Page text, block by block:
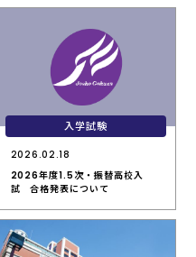
2026.02.18
入学試験
2026年度1.5次・振替高校入
試 合格発表について